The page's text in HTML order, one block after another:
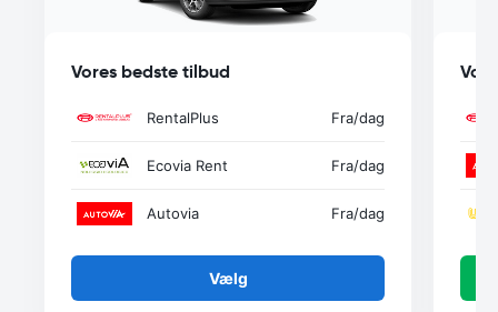
Vores bedste tilbud
RentalPlus Fra/dag
Ecovia Rent Fra/dag
Autovia Fra/dag
Vælg